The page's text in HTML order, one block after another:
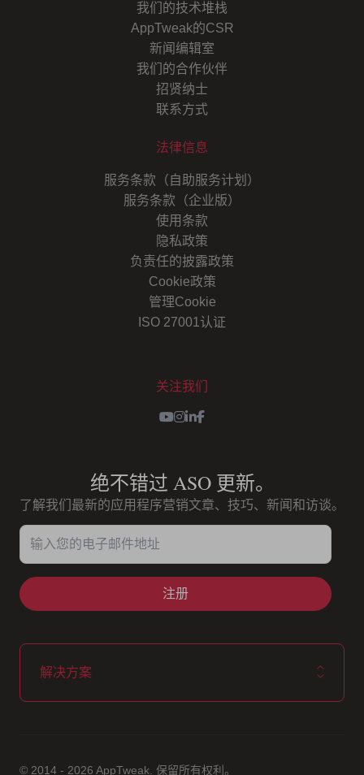
我们的技术堆栈
AppTweak的CSR
新闻编辑室
我们的合作伙伴
招贤纳士
联系方式
法律信息
服务条款（自助服务计划）
服务条款（企业版）
使用条款
隐私政策
负责任的披露政策
Cookie政策
管理Cookie
ISO 27001认证
关注我们
Youtube
Instagram
LinkedIn
Facebook
绝不错过 ASO 更新。
了解我们最新的应用程序营销文章、技巧、新闻和访谈。
输入您的电子邮件地址
解决方案
© 2014 - 2026 AppTweak. 保留所有权利。